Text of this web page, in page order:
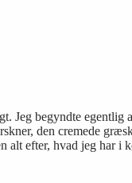
begyndte
den cremede
efter, hvad jeg har